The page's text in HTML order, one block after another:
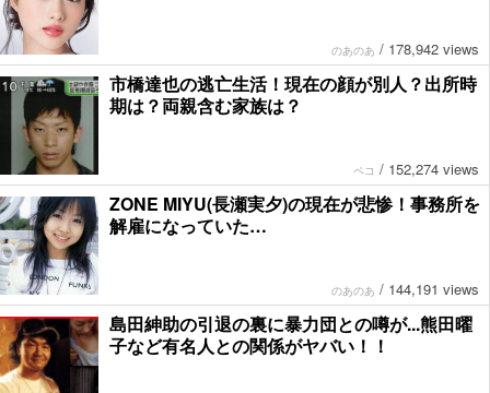
のあのあ / 178,942 views
市橋達也の逃亡生活！現在の顔が別人？出所時
期は？両親含む家族は？
ペコ / 152,274 views
ZONE MIYU(長瀬実夕)の現在が悲惨！事務所を
解雇になっていた…
のあのあ / 144,191 views
島田紳助の引退の裏に暴力団との噂が...熊田曜
子など有名人との関係がヤバい！！